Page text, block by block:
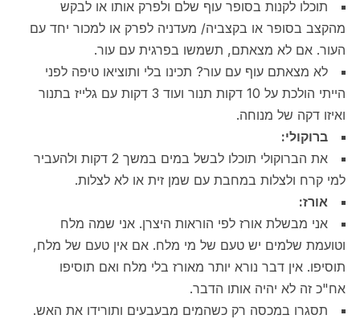
תוכלו לקנות בסופר עוף שלם ולפרק אותו או לבקש
מהקצב בסופר או בקצביה/ מעדניה לפרק או למכור יחד עם
העור. אם לא מצאתם, תשמשו בפרגית עם עור.
לא מצאתם עוף עם עור? תכינו בלי ותוציאו טיפה לפני
הייתי הולכת על 10 דקות תנור ועוד 3 דקות עם גלייז בתנור
ואיזו דקה של מנוחה.
ברוקולי:
את הברוקולי תוכלו לבשל במים במשך 2 דקות ולהעביר
למי קרח ולצלות במחבת עם שמן זית או לא לצלות.
אורז:
אני מבשלת אורז לפי הוראות היצרן. אני שמה מלח
וטועמת שלמים יש טעם של מי מלח. אם אין טעם של מלח,
תוסיפו. אין דבר נורא יותר מאורז בלי מלח ואם תוסיפו
אח"כ זה לא יהיה אותו הדבר.
תסגרו במכסה רק כשהמים מבעבעים ותורידו את האש.